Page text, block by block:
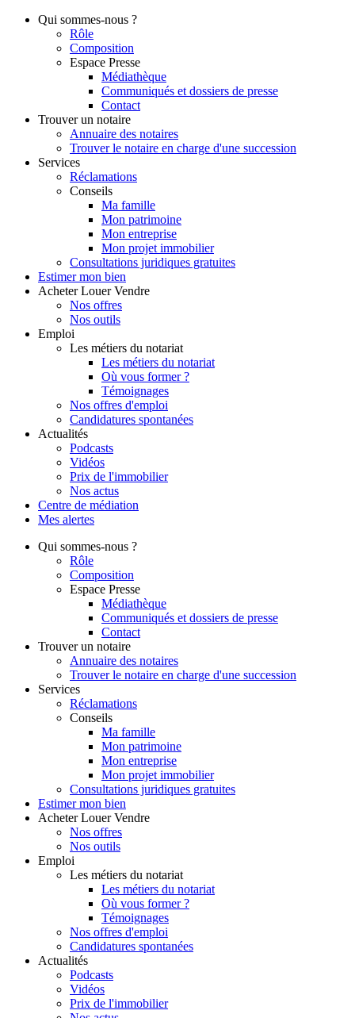
Qui sommes-nous ?
Rôle
Composition
Espace Presse
Médiathèque
Communiqués et dossiers de presse
Contact
Trouver un notaire
Annuaire des notaires
Trouver le notaire en charge d'une succession
Services
Réclamations
Conseils
Ma famille
Mon patrimoine
Mon entreprise
Mon projet immobilier
Consultations juridiques gratuites
Estimer mon bien
Acheter Louer Vendre
Nos offres
Nos outils
Emploi
Les métiers du notariat
Les métiers du notariat
Où vous former ?
Témoignages
Nos offres d'emploi
Candidatures spontanées
Actualités
Podcasts
Vidéos
Prix de l'immobilier
Nos actus
Centre de médiation
Mes alertes
Qui sommes-nous ?
Rôle
Composition
Espace Presse
Médiathèque
Communiqués et dossiers de presse
Contact
Trouver un notaire
Annuaire des notaires
Trouver le notaire en charge d'une succession
Services
Réclamations
Conseils
Ma famille
Mon patrimoine
Mon entreprise
Mon projet immobilier
Consultations juridiques gratuites
Estimer mon bien
Acheter Louer Vendre
Nos offres
Nos outils
Emploi
Les métiers du notariat
Les métiers du notariat
Où vous former ?
Témoignages
Nos offres d'emploi
Candidatures spontanées
Actualités
Podcasts
Vidéos
Prix de l'immobilier